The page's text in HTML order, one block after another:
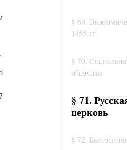
§ 69.
1855 гг
§ 70.
общества
§ 71.
церковь
§ 72. Быт